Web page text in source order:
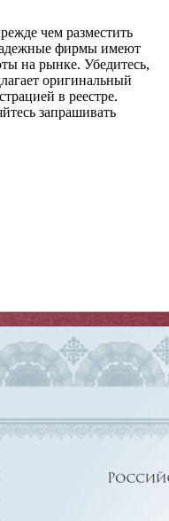
чем разместить
фирмы имеют
на рынке. Убедитесь,
оригинальный
в реестре.
запрашивать